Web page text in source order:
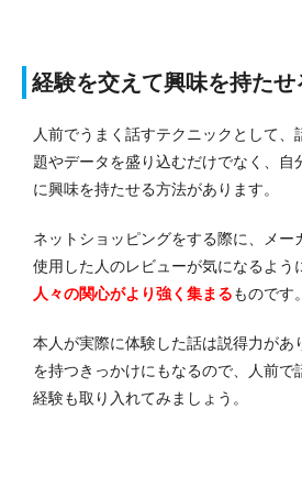
経験を交えて興味を持たせ
人前でうまく話すテクニックとして、
題やデータを盛り込むだけでなく、自
に興味を持たせる方法があります。
ネットショッピングをする際に、メー
使用した人のレビューが気になるよう
人々の関心がより強く集まるものです。
本人が実際に体験した話は説得力があ
を持つきっかけにもなるので、人前で
経験も取り入れてみましょう。